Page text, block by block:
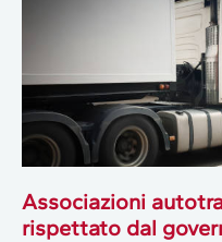
Associazioni
rispettato dal